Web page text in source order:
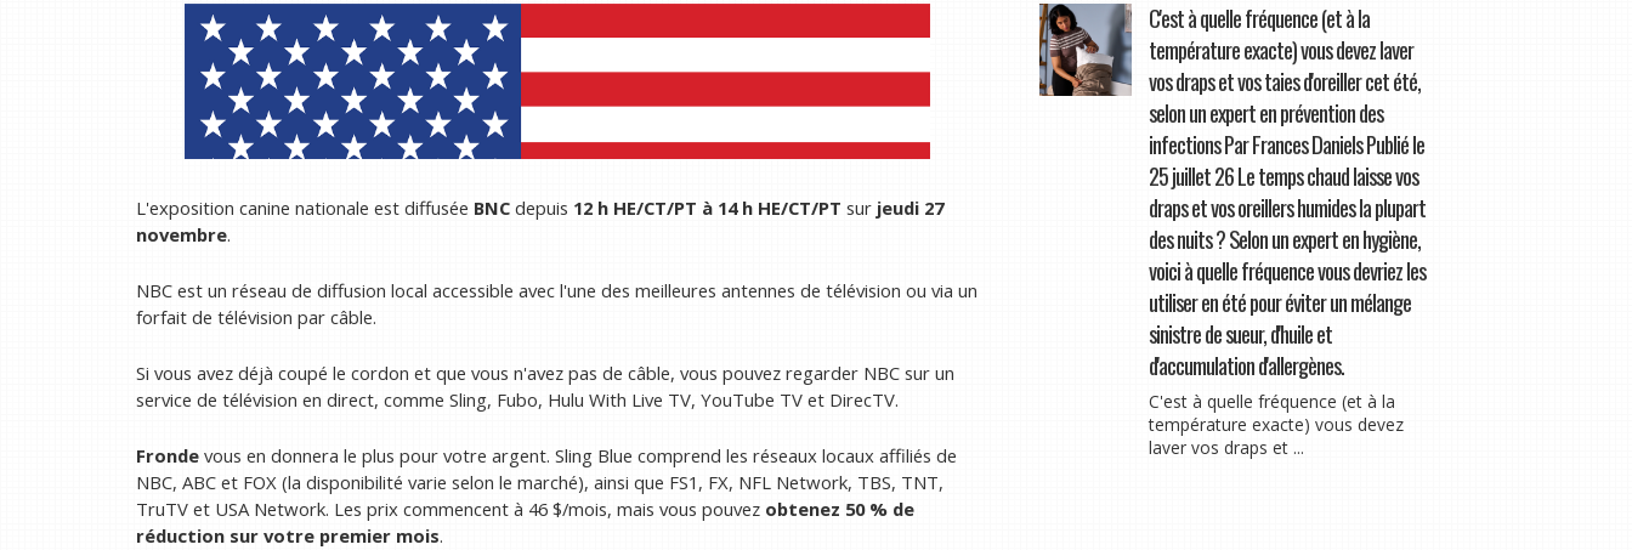
L'exposition canine nationale est diffusée BNC depuis 12 h HE/CT/PT à 14 h HE/CT/PT sur jeudi 27
novembre.
NBC est un réseau de diffusion local accessible avec l'une des meilleures antennes de télévision ou via un
forfait de télévision par câble.
Si vous avez déjà coupé le cordon et que vous n'avez pas de câble, vous pouvez regarder NBC sur un
service de télévision en direct, comme Sling, Fubo, Hulu With Live TV, YouTube TV et DirecTV.
Fronde vous en donnera le plus pour votre argent. Sling Blue comprend les réseaux locaux affiliés de
NBC, ABC et FOX (la disponibilité varie selon le marché), ainsi que FS1, FX, NFL Network, TBS, TNT,
TruTV et USA Network. Les prix commencent à 46 $/mois, mais vous pouvez obtenez 50 % de
réduction sur votre premier mois.
C'est à quelle fréquence (et à la
température exacte) vous devez laver
vos draps et vos taies d'oreiller cet été,
selon un expert en prévention des
infections Par Frances Daniels Publié le
25 juillet 26 Le temps chaud laisse vos
draps et vos oreillers humides la plupart
des nuits ? Selon un expert en hygiène,
voici à quelle fréquence vous devriez les
utiliser en été pour éviter un mélange
sinistre de sueur, d'huile et
d'accumulation d'allergènes.
C'est à quelle fréquence (et à la
température exacte) vous devez
laver vos draps et ...